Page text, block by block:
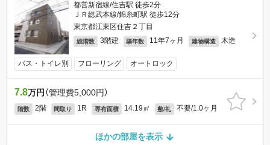
都営新宿線/住吉駅 徒歩2分
ＪＲ総武本線/錦糸町駅 徒歩12分
東京都江東区住吉２丁目
総階数 3階建 築年数 11年7ヶ月 建物構造 木造
バス・トイレ別 フローリング オートロック
7.8万円 （管理費5,000円）
階数 2階 間取り 1R 専有面積 14.19㎡ 敷/礼 不要/1.0ヶ月
ほかの部屋を表示